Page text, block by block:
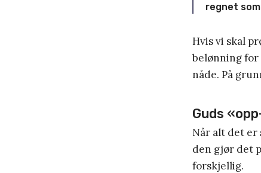
regnet
Hvis vi skal
belønning for
nåde. På
Guds
Når alt det
den gjør det
forskjellig.